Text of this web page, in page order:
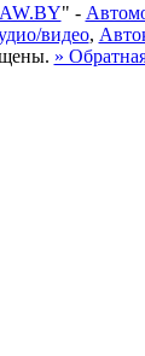
AW.BY" -
видео,
»